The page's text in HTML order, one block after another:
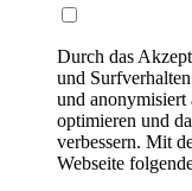
Durch das
und
und anonymisiert
optimieren und
verbessern. Mit
Webseite